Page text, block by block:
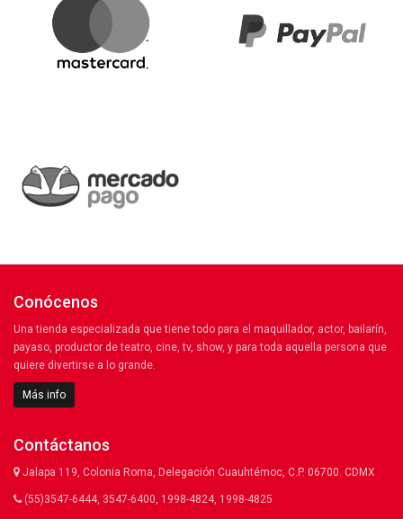
Conócenos
Una tienda especializada que tiene todo para el maquillador, actor, bailarín,
payaso, productor de teatro, cine, tv, show, y para toda aquella persona que
quiere divertirse a lo grande.
Más info
Contáctanos
Jalapa 119, Colonia Roma, Delegación Cuauhtémoc, C.P. 06700. CDMX
(55)3547-6444, 3547-6400, 1998-4824, 1998-4825